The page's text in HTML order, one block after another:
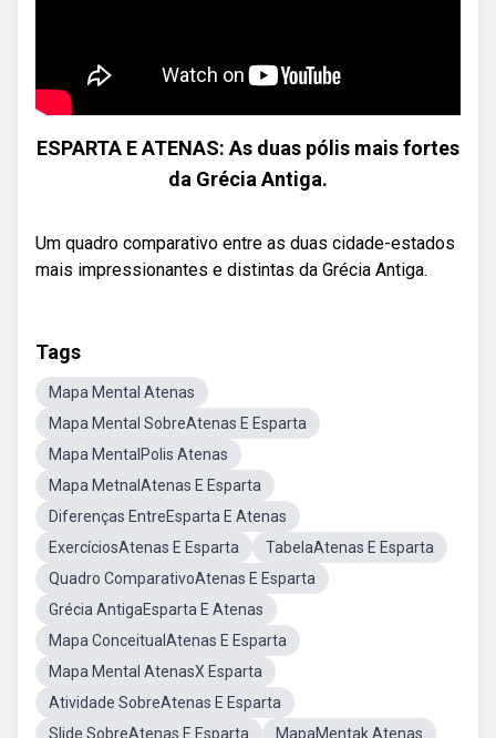
ESPARTA E ATENAS: As duas pólis mais fortes
da Grécia Antiga.
Um quadro comparativo entre as duas cidade-estados
mais impressionantes e distintas da Grécia Antiga.
Tags
Mapa Mental Atenas
Mapa Mental SobreAtenas E Esparta
Mapa MentalPolis Atenas
Mapa MetnalAtenas E Esparta
Diferenças EntreEsparta E Atenas
ExercíciosAtenas E Esparta
TabelaAtenas E Esparta
Quadro ComparativoAtenas E Esparta
Grécia AntigaEsparta E Atenas
Mapa ConceitualAtenas E Esparta
Mapa Mental AtenasX Esparta
Atividade SobreAtenas E Esparta
Slide SobreAtenas E Esparta
MapaMentak Atenas